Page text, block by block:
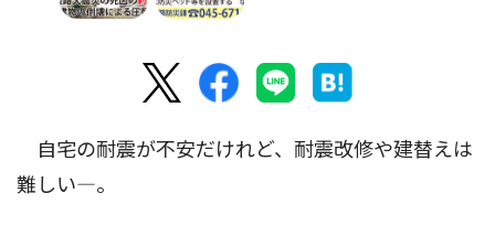
自宅の耐震が不安だけれど、耐震改修や建替えは
難しい―。